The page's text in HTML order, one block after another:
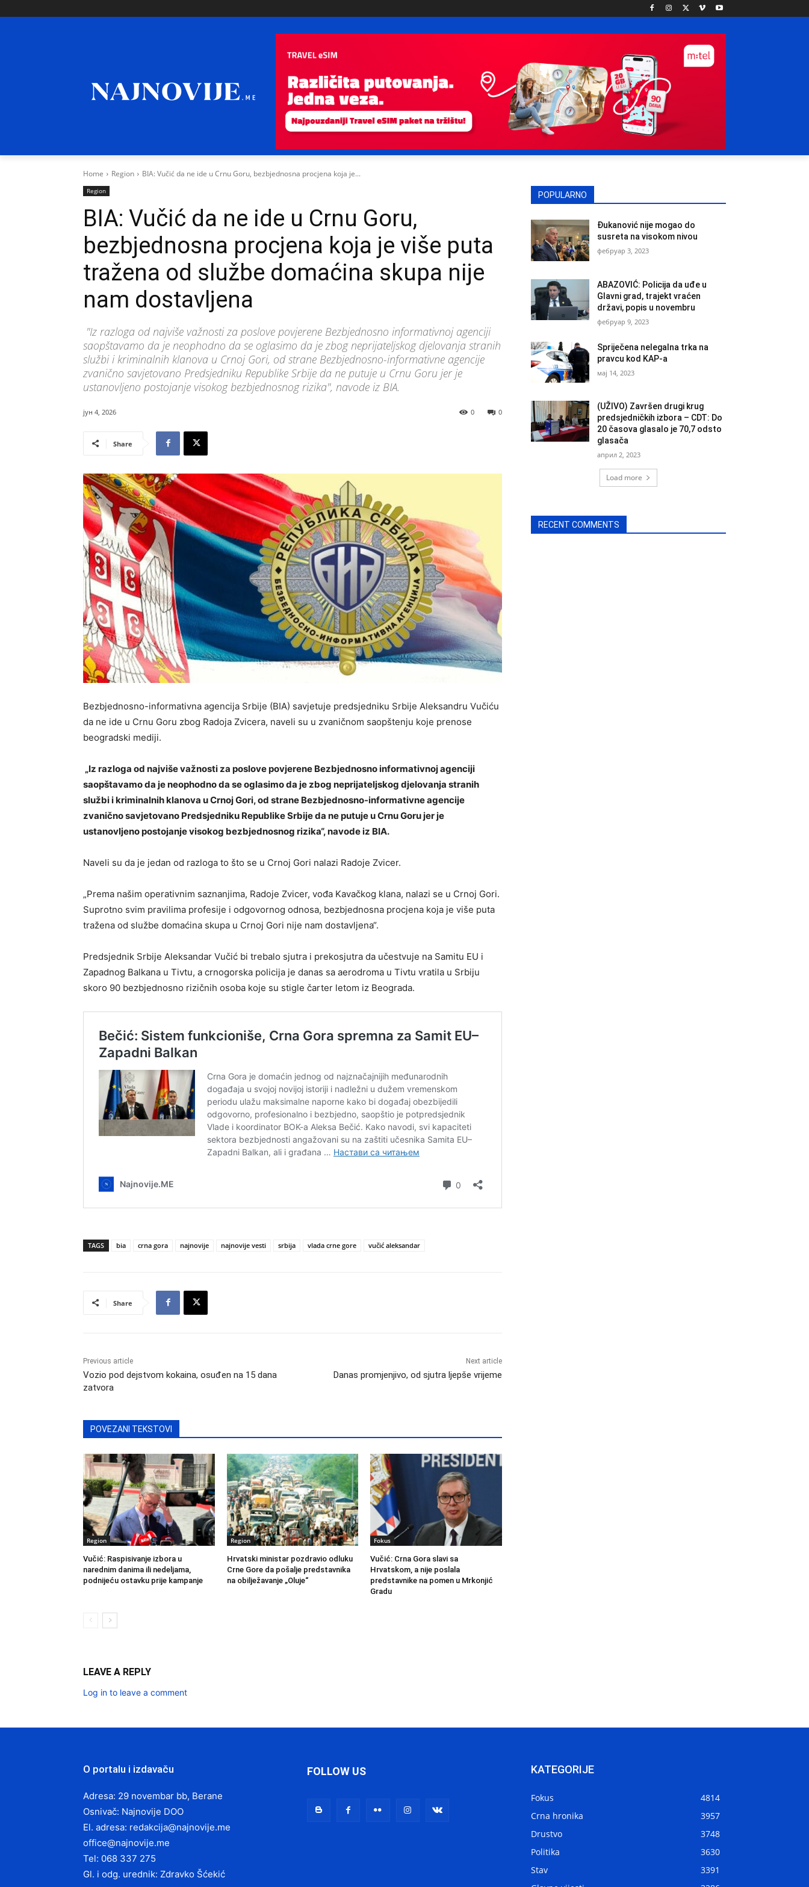
Home Region BIA: Vučić da ne ide u Crnu Goru, bezbjednosna procjena koja je...
Region
BIA: Vučić da ne ide u Crnu Goru,
bezbjednosna procjena koja je više puta
tražena od službe domaćina skupa nije
nam dostavljena
"Iz razloga od najviše važnosti za poslove povjerene Bezbjednosno informativnoj agenciji
saopštavamo da je neophodno da se oglasimo da je zbog neprijateljskog djelovanja stranih
službi i kriminalnih klanova u Crnoj Gori, od strane Bezbjednosno-informativne agencije
zvanično savjetovano Predsjedniku Republike Srbije da ne putuje u Crnu Goru jer je
ustanovljeno postojanje visokog bezbjednosnog rizika", navode iz BIA.
јун 4, 2026 0
0
Share
Bezbjednosno-informativna agencija Srbije (BIA) savjetuje predsjedniku Srbije Aleksandru Vučiću
da ne ide u Crnu Goru zbog Radoja Zvicera, naveli su u zvaničnom saopštenju koje prenose
beogradski mediji.
„Iz razloga od najviše važnosti za poslove povjerene Bezbjednosno informativnoj agenciji
saopštavamo da je neophodno da se oglasimo da je zbog neprijateljskog djelovanja stranih
službi i kriminalnih klanova u Crnoj Gori, od strane Bezbjednosno-informativne agencije
zvanično savjetovano Predsjedniku Republike Srbije da ne putuje u Crnu Goru jer je
ustanovljeno postojanje visokog bezbjednosnog rizika“, navode iz BIA.
Naveli su da je jedan od razloga to što se u Crnoj Gori nalazi Radoje Zvicer.
„Prema našim operativnim saznanjima, Radoje Zvicer, vođa Kavačkog klana, nalazi se u Crnoj Gori.
Suprotno svim pravilima profesije i odgovornog odnosa, bezbjednosna procjena koja je više puta
tražena od službe domaćina skupa u Crnoj Gori nije nam dostavljena“.
Predsjednik Srbije Aleksandar Vučić bi trebalo sjutra i prekosjutra da učestvuje na Samitu EU i
Zapadnog Balkana u Tivtu, a crnogorska policija je danas sa aerodroma u Tivtu vratila u Srbiju
skoro 90 bezbjednosno rizičnih osoba koje su stigle čarter letom iz Beograda.
TAGS bia crna gora najnovije najnovije vesti srbija vlada crne gore vučić aleksandar
Share
Previous article
Vozio pod dejstvom kokaina, osuđen na 15 dana
zatvora
Next article
Danas promjenjivo, od sjutra ljepše vrijeme
POVEZANI TEKSTOVI
Region
Vučić: Raspisivanje izbora u
narednim danima ili nedeljama,
podnijeću ostavku prije kampanje
Region
Hrvatski ministar pozdravio odluku
Crne Gore da pošalje predstavnika
na obilježavanje „Oluje“
Fokus
Vučić: Crna Gora slavi sa
Hrvatskom, a nije poslala
predstavnike na pomen u Mrkonjić
Gradu
LEAVE A REPLY
Log in to leave a comment
POPULARNO
Đukanović nije mogao do
susreta na visokom nivou
фебруар 3, 2023
ABAZOVIĆ: Policija da uđe u
Glavni grad, trajekt vraćen
državi, popis u novembru
фебруар 9, 2023
Spriječena nelegalna trka na
pravcu kod KAP-a
мај 14, 2023
(UŽIVO) Završen drugi krug
predsjedničkih izbora – CDT: Do
20 časova glasalo je 70,7 odsto
glasača
април 2, 2023
Load more
RECENT COMMENTS
O portalu i izdavaču
Adresa: 29 novembar bb, Berane
Osnivač: Najnovije DOO
El. adresa: redakcija@najnovije.me
office@najnovije.me
Tel: 068 337 275
Gl. i odg. urednik: Zdravko Šćekić
FOLLOW US KATEGORIJE
Fokus
4814
Crna hronika
3957
Drustvo
3748
Politika
3630
Stav
3391